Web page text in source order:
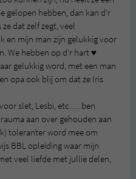
gelopen hebben, dan kan d’r
dat zelf zegt, veel
en mijn man zijn gelukkig voor
We hebben op d’r hart ♥
gelukkig word, met een man
opa ook blij om dat ze Iris
slet, Lesbi, etc…. ben
aan over gehouden aan
toleranter word mee om
BBL opleiding waar mijn
veel liefde met jullie delen,